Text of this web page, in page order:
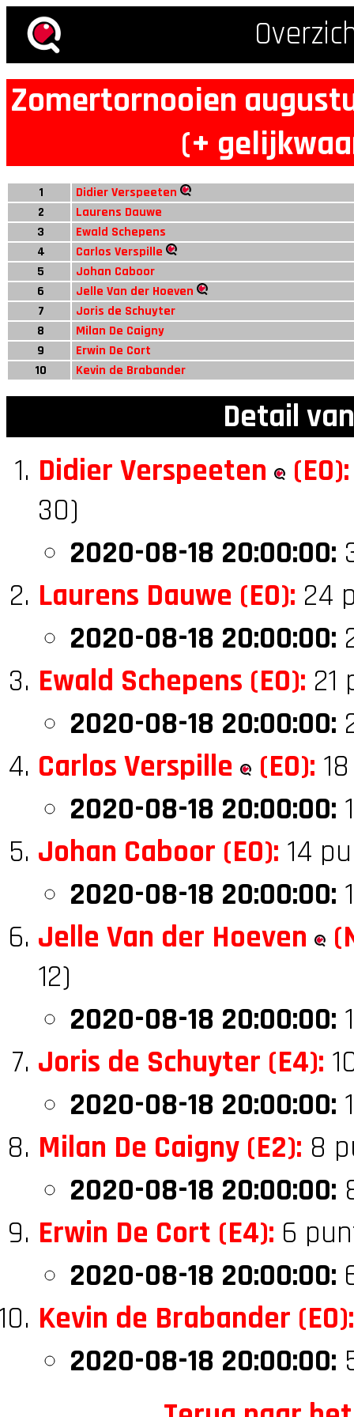
Zomertornooien
(+
1
Didier Verspeeten
2
Laurens Dauwe
3
Ewald Schepens
4
Carlos Verspille
5
Johan Caboor
6
Jelle Van der Hoeven
7
Joris de Schuyter
8
Milan De Caigny
9
Erwin De Cort
10
Kevin de Brabander
Detail
Didier Verspeeten (E0):
30)
2020-08-18 20:00:00:
Laurens Dauwe (E0): 24
2020-08-18 20:00:00:
Ewald Schepens (E0): 21
2020-08-18 20:00:00:
Carlos Verspille
(E0):
2020-08-18 20:00:00:
Johan Caboor (E0): 14
2020-08-18 20:00:00:
Jelle Van der Hoeven
12)
2020-08-18 20:00:00:
Joris de Schuyter (E4):
2020-08-18 20:00:00:
Milan De Caigny (E2): 8
2020-08-18 20:00:00:
Erwin De Cort (E4): 6
2020-08-18 20:00:00:
Kevin de Brabander (E0):
2020-08-18 20:00:00: